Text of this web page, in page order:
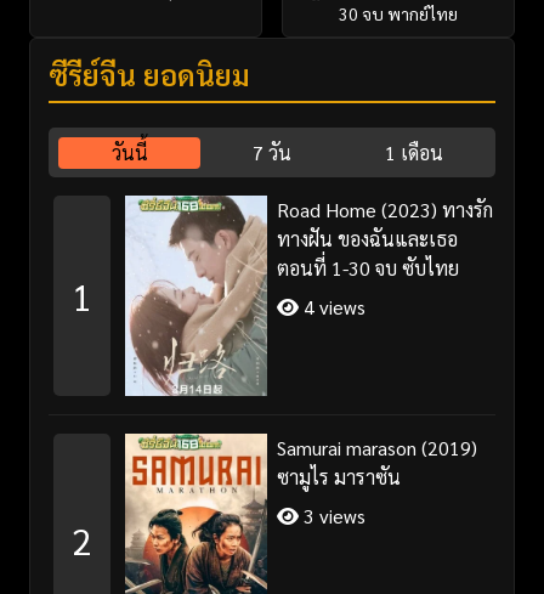
30 จบ พากย์ไทย
ซีรี่ย์จีน ยอดนิยม
วันนี้ 7 วัน 1 เดือน
1
Road Home (2023) ทางรัก
ทางฝัน ของฉันและเธอ
ตอนที่ 1-30 จบ ซับไทย
4 views
2
Samurai marason (2019)
ซามูไร มาราซัน
3 views